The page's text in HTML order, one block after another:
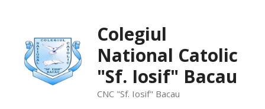
content
Colegiul
National Catolic
"Sf. Iosif" Bacau
CNC "Sf. Iosif" Bacau